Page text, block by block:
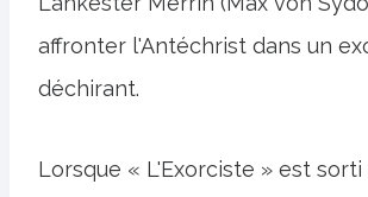
affronter l'Antéchrist dans un
déchirant.
Lorsque « L'Exorciste » est sorti